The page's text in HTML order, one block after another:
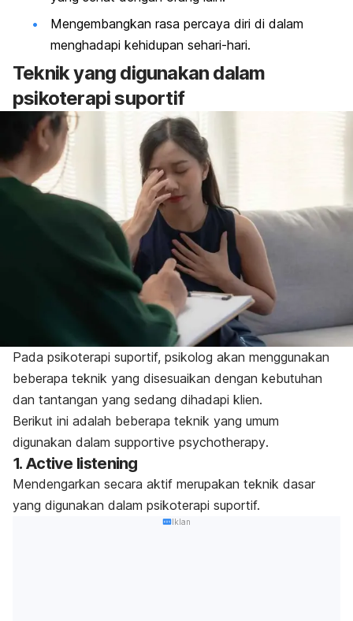
Mengembangkan rasa percaya diri di dalam
menghadapi kehidupan sehari-hari.
Teknik yang digunakan dalam
psikoterapi suportif
Pada psikoterapi suportif, psikolog akan menggunakan
beberapa teknik yang disesuaikan dengan kebutuhan
dan tantangan yang sedang dihadapi klien.
Berikut ini adalah beberapa teknik yang umum
digunakan dalam supportive psychotherapy.
1. Active listening
Mendengarkan secara aktif merupakan teknik dasar
yang digunakan dalam psikoterapi suportif.
Iklan